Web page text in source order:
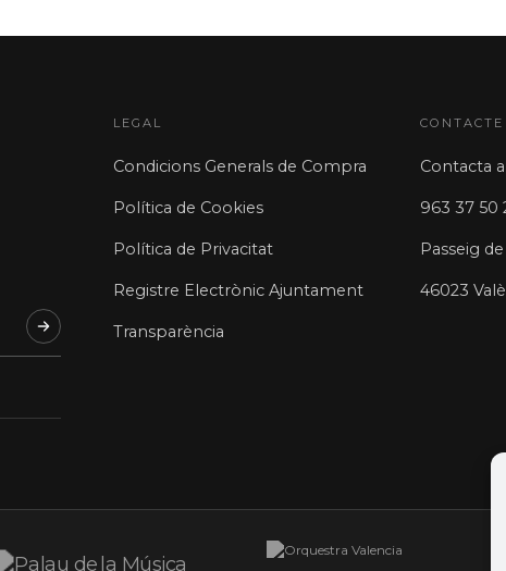
LEGAL
Condicions Generals de Compra
Política de Cookies
Política de Privacitat
Registre Electrònic Ajuntament
Transparència
CONTACTE
Contacta
963 37 50
Passeig
46023